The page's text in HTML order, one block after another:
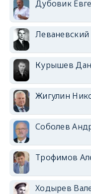
Дубовик
Курышев
Жигулин
Соболев
Трофимов
Ходырев